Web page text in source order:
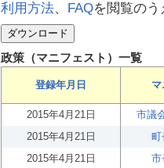
利用方法、 FAQを閲覧のう
政策（マニフェスト）一覧
登録年月日 マ
2015年4月21日
市議
2015年4月21日
町
2015年4月21日
市